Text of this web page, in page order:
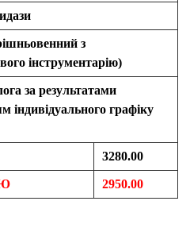
з
інструментарію)
за результатами
індивідуального графіку
3280.00
2950.00